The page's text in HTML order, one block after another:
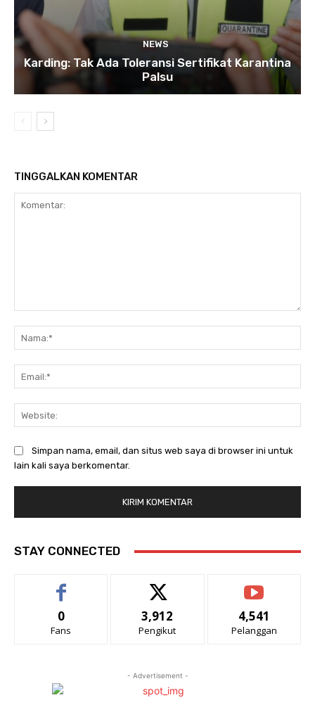
NEWS
Karding: Tak Ada Toleransi Sertifikat Karantina
Palsu
TINGGALKAN KOMENTAR
Simpan nama, email, dan situs web saya di browser ini untuk
lain kali saya berkomentar.
STAY CONNECTED
0
Fans
3,912
Pengikut
4,541
Pelanggan
- Advertisement -